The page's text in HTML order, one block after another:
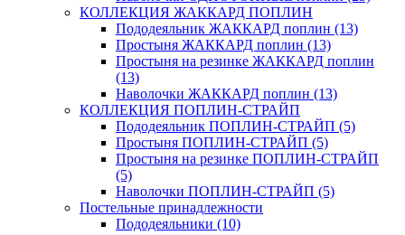
КОЛЛЕКЦИЯ ЖАККАРД ПОПЛИН
Пододеяльник ЖАККАРД поплин (13)
Простыня ЖАККАРД поплин (13)
Простыня на резинке ЖАККАРД поплин
(13)
Наволочки ЖАККАРД поплин (13)
КОЛЛЕКЦИЯ ПОПЛИН-СТРАЙП
Пододеяльник ПОПЛИН-СТРАЙП (5)
Простыня ПОПЛИН-СТРАЙП (5)
Простыня на резинке ПОПЛИН-СТРАЙП
(5)
Наволочки ПОПЛИН-СТРАЙП (5)
Постельные принадлежности
Пододеяльники (10)